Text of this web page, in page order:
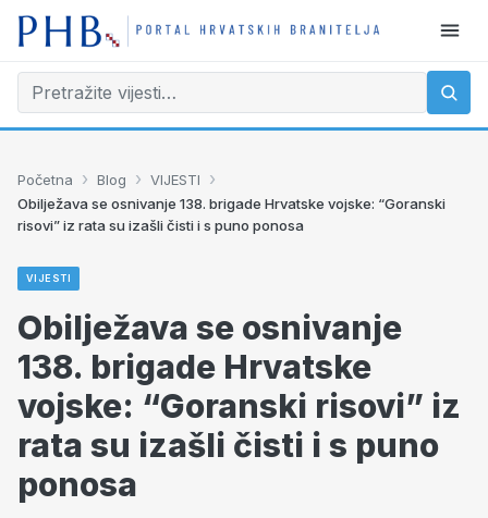
Početna › Blog › VIJESTI ›
Obilježava se osnivanje 138. brigade Hrvatske vojske: “Goranski
risovi” iz rata su izašli čisti i s puno ponosa
VIJESTI
Obilježava se osnivanje
138. brigade Hrvatske
vojske: “Goranski risovi” iz
rata su izašli čisti i s puno
ponosa